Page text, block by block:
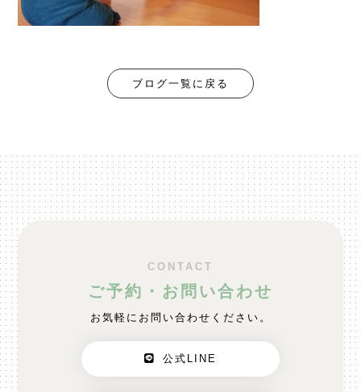
ブログ一覧に戻る
CONTACT
ご予約・お問い合わせ
お気軽にお問い合わせください。
公式LINE